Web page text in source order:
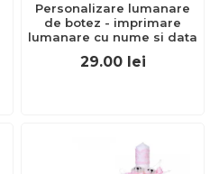
Personalizare lumanare
de botez - imprimare
lumanare cu nume si data
29.00 lei